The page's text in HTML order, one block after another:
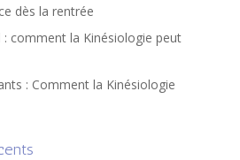
dès la rentrée
: comment la Kinésiologie peut
: Comment la Kinésiologie